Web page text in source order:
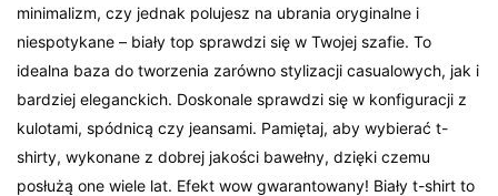
minimalizm, czy jednak polujesz na ubrania oryginalne i
niespotykane – biały top sprawdzi się w Twojej szafie. To
idealna baza do tworzenia zarówno stylizacji casualowych, jak i
bardziej eleganckich. Doskonale sprawdzi się w konfiguracji z
kulotami, spódnicą czy jeansami. Pamiętaj, aby wybierać t-
shirty, wykonane z dobrej jakości bawełny, dzięki czemu
posłużą one wiele lat. Efekt wow gwarantowany! Biały t-shirt to